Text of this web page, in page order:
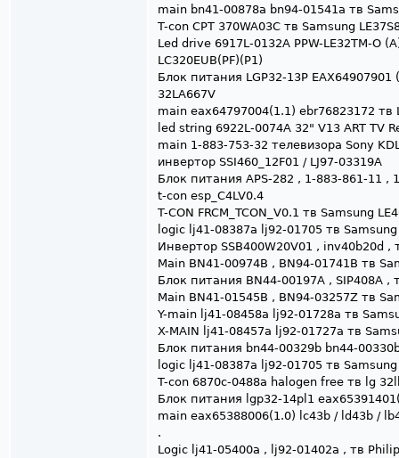
main bn41-00878a bn94-01541a тв
T-con CPT 370WA03C тв Samsung
Led drive 6917L-0132A PPW-LE32TM-O
LC320EUB(PF)(P1)
Блок питания LGP32-13P EAX64907901
32LA667V
main eax64797004(1.1) ebr76823172 тв
led string 6922L-0074A 32" V13 ART TV
main 1-883-753-32 телевизора Sony
инвертор SSI460_12F01 / LJ97-03319A
Блок питания APS-282 , 1-883-861-11 ,
t-con esp_C4LV0.4
T-CON FRCM_TCON_V0.1 тв Samsung
logic lj41-08387a lj92-01705 тв
Инвертор SSB400W20V01 , inv40b20d ,
Main BN41-00974B , BN94-01741B тв
Блок питания BN44-00197A , SIP408A ,
Main BN41-01545B , BN94-03257Z тв
Y-main lj41-08458a lj92-01728a тв
X-MAIN lj41-08457a lj92-01727a тв
Блок питания bn44-00329b bn44-
logic lj41-08387a lj92-01705 тв
T-con 6870c-0488a halogen free тв lg
Блок питания lgp32-14pl1
main eax65388006(1.0) lc43b / ld43b /
.
Logic lj41-05400a , lj92-01402a , тв